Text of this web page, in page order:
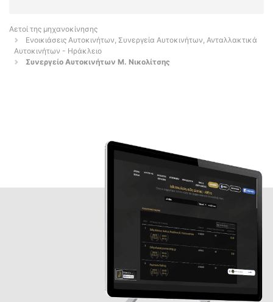
Αετοί της μηχανοκίνησης
Ενοικιάσεις Αυτοκινήτων, Συνεργεία Αυτοκινήτων, Ανταλλακτικά
Αυτοκινήτων - Ηράκλειο
Συνεργείο Αυτοκινήτων Μ. Νικολίτσης